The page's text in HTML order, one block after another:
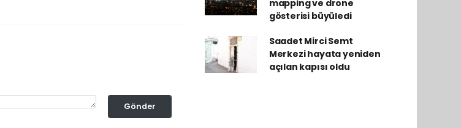
Gönder
mapping ve drone
gösterisi büyüledi
Saadet Mirci Semt
Merkezi hayata yeniden
açılan kapısı oldu